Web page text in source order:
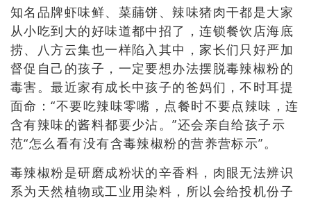
知名品牌虾味鲜、 菜䔕饼、辣味猪肉干都是大家
从小吃到大的好味道都中招了，连锁餐饮店海底
捞、八方云集也一样陷入其中，家长们只好严加
督促自己的孩子，一定要想办法摆脱毒辣椒粉的
毒害。最近家有成长中孩子的爸妈们，不时耳提
面命：“不要吃辣味零嘴，点餐时不要点辣味，连
含有辣味的酱料都要少沾。”还会亲自给孩子示
范“怎么看有没有含毒辣椒粉的营养营标示”。
毒辣椒粉是研磨成粉状的辛香料，肉眼无法辨识
系为天然植物或工业用染料，所以会给投机份子